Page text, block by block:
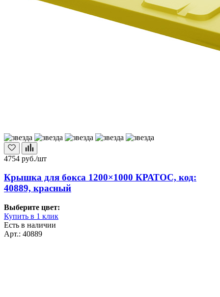
4754 руб./шт
Крышка для бокса 1200×1000 КРАТОС, код:
40889, красный
Выберите цвет:
Купить в 1 клик
Есть в наличии
Арт.: 40889